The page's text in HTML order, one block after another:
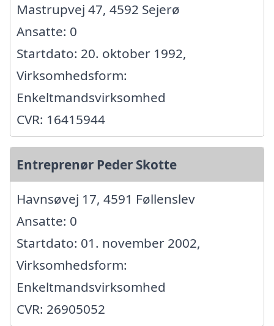
Mastrupvej 47, 4592 Sejerø
Ansatte: 0
Startdato: 20. oktober 1992,
Virksomhedsform:
Enkeltmandsvirksomhed
CVR: 16415944
Entreprenør Peder Skotte
Havnsøvej 17, 4591 Føllenslev
Ansatte: 0
Startdato: 01. november 2002,
Virksomhedsform:
Enkeltmandsvirksomhed
CVR: 26905052